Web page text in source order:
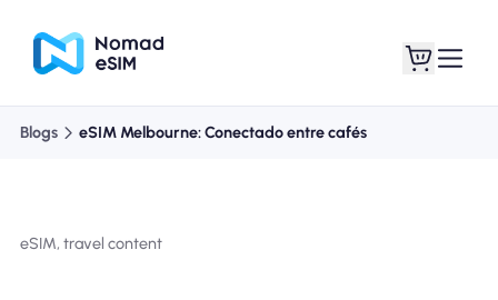
Blogs eSIM Melbourne: Conectado entre cafés
eSIM, travel content